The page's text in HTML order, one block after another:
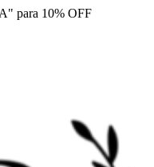
para 10% OFF